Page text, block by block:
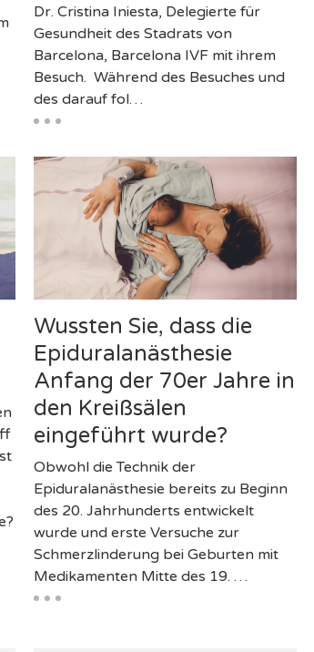
Dr. Cristina Iniesta, Delegierte für
Gesundheit des Stadrats von
Barcelona, Barcelona IVF mit ihrem
Besuch. Während des Besuches und
des darauf fol…
Wussten Sie, dass die
Epiduralanästhesie
Anfang der 70er Jahre in
den Kreißsälen
eingeführt wurde?
Obwohl die Technik der
Epiduralanästhesie bereits zu Beginn
des 20. Jahrhunderts entwickelt
wurde und erste Versuche zur
Schmerzlinderung bei Geburten mit
Medikamenten Mitte des 19. …